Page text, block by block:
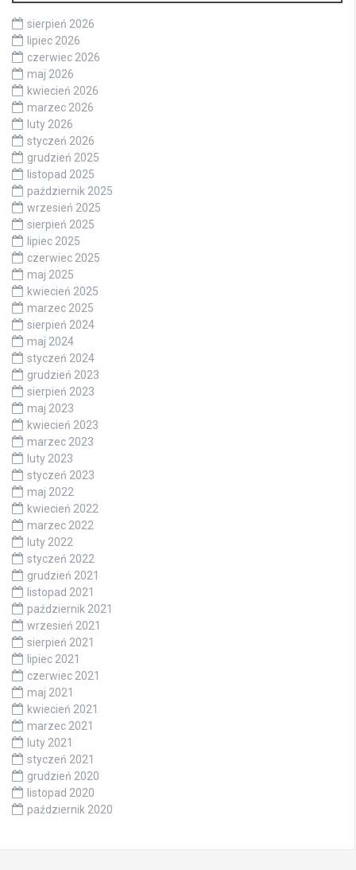
sierpień 2026
lipiec 2026
czerwiec 2026
maj 2026
kwiecień 2026
marzec 2026
luty 2026
styczeń 2026
grudzień 2025
listopad 2025
październik 2025
wrzesień 2025
sierpień 2025
lipiec 2025
czerwiec 2025
maj 2025
kwiecień 2025
marzec 2025
sierpień 2024
maj 2024
styczeń 2024
grudzień 2023
sierpień 2023
maj 2023
kwiecień 2023
marzec 2023
luty 2023
styczeń 2023
maj 2022
kwiecień 2022
marzec 2022
luty 2022
styczeń 2022
grudzień 2021
listopad 2021
październik 2021
wrzesień 2021
sierpień 2021
lipiec 2021
czerwiec 2021
maj 2021
kwiecień 2021
marzec 2021
luty 2021
styczeń 2021
grudzień 2020
listopad 2020
październik 2020